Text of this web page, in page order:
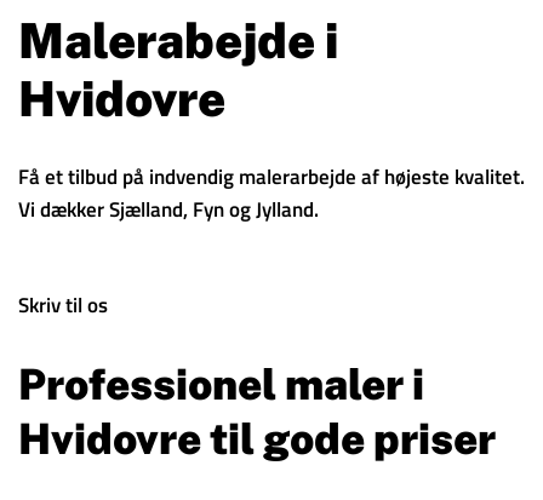
Malerabejde i
Hvidovre
Få et tilbud på indvendig malerarbejde af højeste kvalitet.
Vi dækker Sjælland, Fyn og Jylland.
Skriv til os
Professionel maler i
Hvidovre til gode priser